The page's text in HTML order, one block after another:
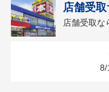
店舗受
店舗受取な
8/